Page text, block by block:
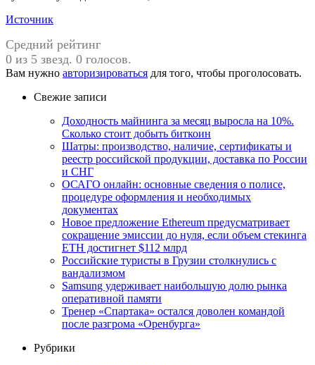
Источник
Средний рейтинг
0 из 5 звезд. 0 голосов.
Вам нужно авторизироваться для того, чтобы проголосовать.
Свежие записи
Доходность майнинга за месяц выросла на 10%.
Сколько стоит добыть биткоин
Шатры: производство, наличие, сертификаты и
реестр российской продукции, доставка по России
и СНГ
ОСАГО онлайн: основные сведения о полисе,
процедуре оформления и необходимых
документах
Новое предложение Ethereum предусматривает
сокращение эмиссии до нуля, если объем стекинга
ETH достигнет $112 млрд
Российские туристы в Грузии столкнулись с
вандализмом
Samsung удерживает наибольшую долю рынка
оперативной памяти
Тренер «Спартака» остался доволен командой
после разгрома «Оренбурга»
Рубрики